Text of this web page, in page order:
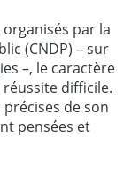
par la
(CNDP) – sur
–, le caractère
difficile.
de son
pensées et